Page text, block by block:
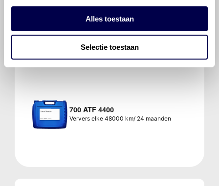
Alles toestaan
Selectie toestaan
700 ATF 1
700 ATF 4400
Ververs elke 48000 km/ 24 maanden